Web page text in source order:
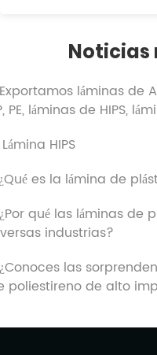
Noticias
láminas de
PE, láminas de HIPS,
HIPS
es la lámina de
qué las láminas de
industrias?
las
poliestireno de alto